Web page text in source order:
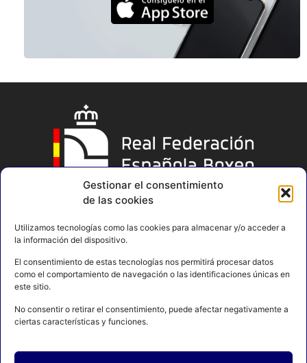
Gestionar el consentimiento
de las cookies
Utilizamos tecnologías como las cookies para almacenar y/o acceder a
la información del dispositivo.
El consentimiento de estas tecnologías nos permitirá procesar datos
como el comportamiento de navegación o las identificaciones únicas en
este sitio.
No consentir o retirar el consentimiento, puede afectar negativamente a
ciertas características y funciones.